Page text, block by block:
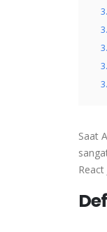
Saat
React